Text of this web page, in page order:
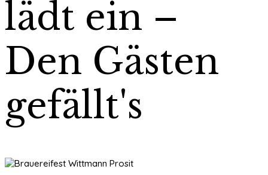
lädt ein –
Den Gästen
gefällt's